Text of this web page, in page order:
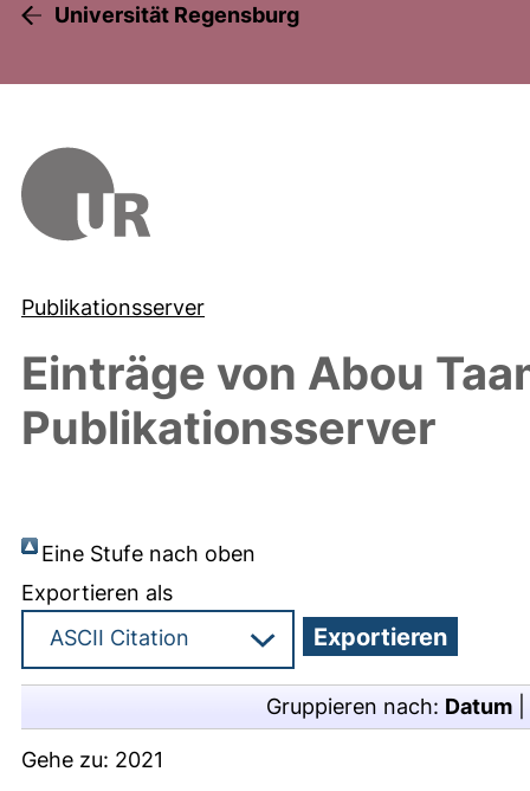
Universität Regensburg
Publikationsserver
Einträge von Abou
Publikationsserver
Eine Stufe nach oben
Exportieren als
Gruppieren nach: Datum
Gehe zu: 2021